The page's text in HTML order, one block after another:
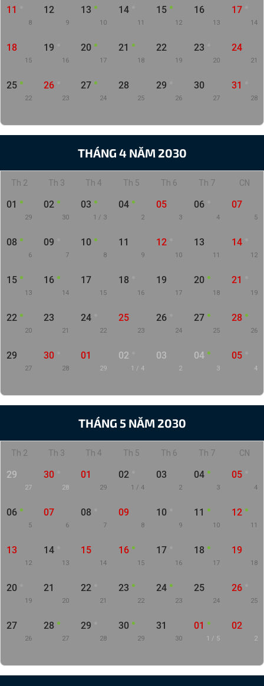
11
8
12
9
13
10
14
11
15
12
16
13
17
14
18
15
19
16
20
17
21
18
22
19
23
20
24
21
25
22
26
23
27
24
28
25
29
26
30
27
31
28
THÁNG 4 NĂM 2030
Th 2 Th 3 Th 4 Th 5 Th 6 Th 7 CN
01
29
02
30
03
1 / 3
04
2
05
3
06
4
07
5
08
6
09
7
10
8
11
9
12
10
13
11
14
12
15
13
16
14
17
15
18
16
19
17
20
18
21
19
22
20
23
21
24
22
25
23
26
24
27
25
28
26
29
27
30
28
01
29
02
1 / 4
03
2
04
3
05
4
THÁNG 5 NĂM 2030
Th 2 Th 3 Th 4 Th 5 Th 6 Th 7 CN
29
27
30
28
01
29
02
1 / 4
03
2
04
3
05
4
06
5
07
6
08
7
09
8
10
9
11
10
12
11
13
12
14
13
15
14
16
15
17
16
18
17
19
18
20
19
21
20
22
21
23
22
24
23
25
24
26
25
27
26
28
27
29
28
30
29
31
30
01
1 / 5
02
2